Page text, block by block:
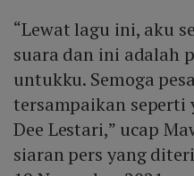
“Lewat lagu ini, aku
suara dan ini adalah
untukku. Semoga
tersampaikan seperti
Dee Lestari,” ucap
siaran pers yang